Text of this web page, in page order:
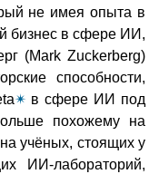
не имея опыта в
бизнес в сфере ИИ,
(Mark Zuckerberg)
способности,
✴ в сфере ИИ под
похожему на
учёных, стоящих у
ИИ-лабораторий,